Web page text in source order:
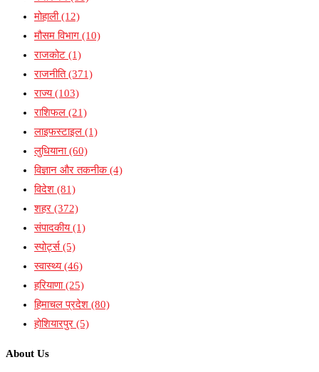
मोहाली(12)
मौसम विभाग (10)
राजकोट (1)
राजनीति(371)
राज्य(103)
राशिफल (21)
लाइफस्टाइल (1)
लुधियाना(60)
विज्ञान और तकनीक(4)
विदेश (81)
शहर (372)
संपादकीय(1)
स्पोर्ट्स(5)
स्वास्थ्य(46)
हरियाणा(25)
हिमाचल प्रदेश (80)
होशियारपुर (5)
About Us